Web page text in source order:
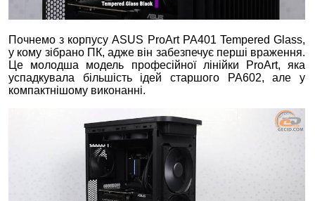
Почнемо з корпусу ASUS ProArt PA401 Tempered Glass,
у кому зібрано ПК, адже він забезпечує перші враження.
Це молодша модель професійної лінійки ProArt, яка
успадкувала більшість ідей старшого PA602, але у
компактнішому виконанні.